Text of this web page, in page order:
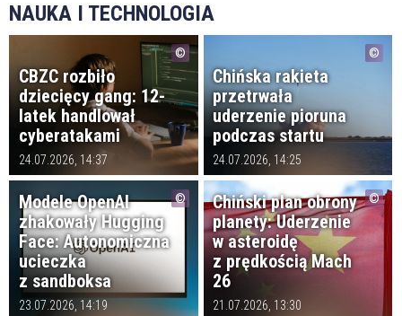
NAUKA I TECHNOLOGIA
CBZC rozbiło
dziecięcy gang: 12-
latek handlował
cyberatakami
24.07.2026, 14:37
Chińska rakieta
przetrwała
uderzenie pioruna
podczas startu
24.07.2026, 14:25
Modele OpenAI
zhakowały Hugging
Face: Autonomiczna
ucieczka
z sandboksa
23.07.2026, 14:19
Chiński plan obrony
planety: Uderzenie
w asteroidę
z prędkością Mach
26
21.07.2026, 13:30